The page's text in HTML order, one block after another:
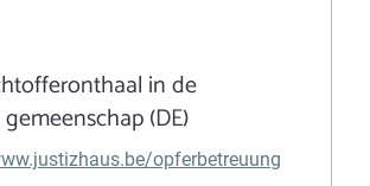
in de
(DE)
opferbetreuung